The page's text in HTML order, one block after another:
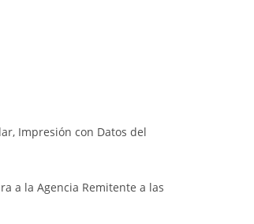
Impresión con Datos del
a la Agencia Remitente a las